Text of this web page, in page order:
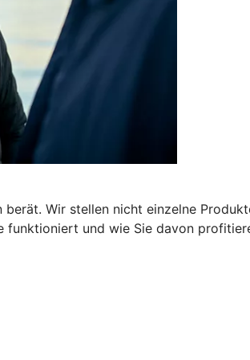
Wir stellen nicht einzelne
funktioniert und wie Sie davon